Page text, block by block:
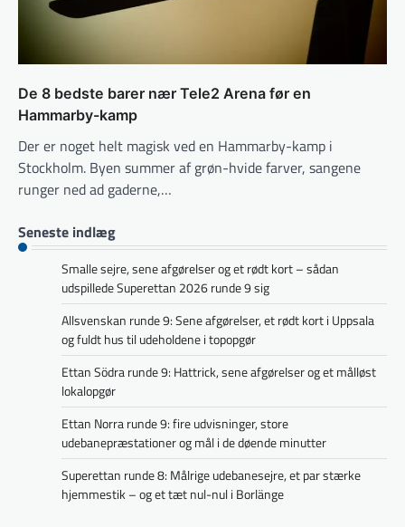
De 8 bedste barer nær Tele2 Arena før en
Hammarby-kamp
Der er noget helt magisk ved en Hammarby-kamp i
Stockholm. Byen summer af grøn-hvide farver, sangene
runger ned ad gaderne,…
Seneste indlæg
Smalle sejre, sene afgørelser og et rødt kort – sådan
udspillede Superettan 2026 runde 9 sig
Allsvenskan runde 9: Sene afgørelser, et rødt kort i Uppsala
og fuldt hus til udeholdene i topopgør
Ettan Södra runde 9: Hattrick, sene afgørelser og et målløst
lokalopgør
Ettan Norra runde 9: fire udvisninger, store
udebanepræstationer og mål i de døende minutter
Superettan runde 8: Målrige udebanesejre, et par stærke
hjemmestik – og et tæt nul-nul i Borlänge